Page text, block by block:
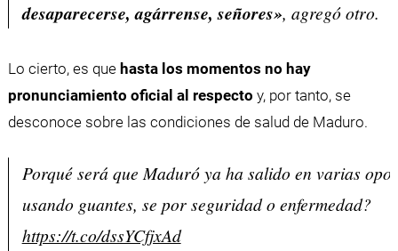
desaparecerse, agárrense, señores», agregó otro.
Lo cierto, es quehasta los momentos no hay
pronunciamiento oficial al respecto y, por tanto, se
desconoce sobre las condiciones de salud de Maduro.
Porqué será que Maduró ya ha salido en varias
usando guantes, se por seguridad o enfermedad?
https://t.co/dssYCfjxAd